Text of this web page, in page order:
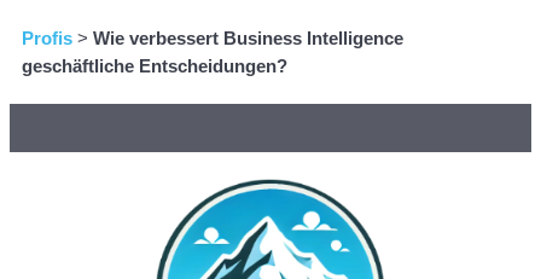
Profis > Wie verbessert Business Intelligence
geschäftliche Entscheidungen?